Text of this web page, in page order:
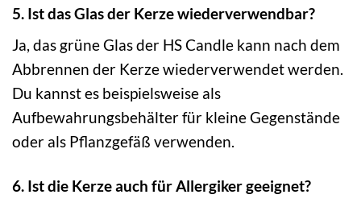
5. Ist das Glas der Kerze wiederverwendbar?
Ja, das grüne Glas der HS Candle kann nach dem
Abbrennen der Kerze wiederverwendet werden.
Du kannst es beispielsweise als
Aufbewahrungsbehälter für kleine Gegenstände
oder als Pflanzgefäß verwenden.
6. Ist die Kerze auch für Allergiker geeignet?